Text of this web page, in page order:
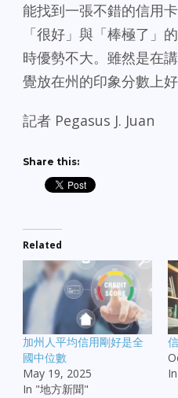
能找到一張不錯的信用
「很好」與「棒極了」
時優勢不大。雖然是在
覺放在州的印象分數上
記者 Pegasus J. Juan
Share this:
Related
加州人平均信用剛好是全
國中位數
May 19, 2025
In "地方新聞"